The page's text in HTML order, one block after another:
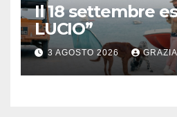
Il 18 settembre
LUCIO”
3 AGOSTO 2026